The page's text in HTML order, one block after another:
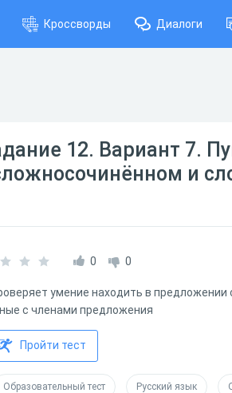
Кроссворды Диалоги
12. Вариант 7.
и
0 0
умение находить в
с членами предложения
Пройти тест
Образовательный тест Русский язык